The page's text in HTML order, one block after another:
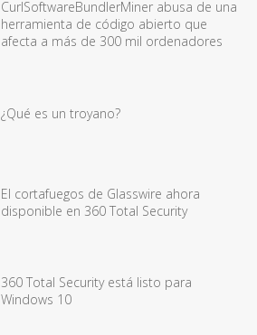
CurlSoftwareBundlerMiner abusa de una
herramienta de código abierto que
afecta a más de 300 mil ordenadores
¿Qué es un troyano?
El cortafuegos de Glasswire ahora
disponible en 360 Total Security
360 Total Security está listo para
Windows 10